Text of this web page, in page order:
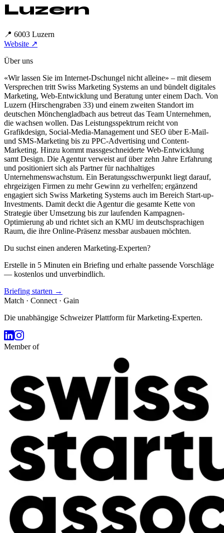
Luzern
📍 6003 Luzern
Website ↗
Über uns
«Wir lassen Sie im Internet-Dschungel nicht alleine» – mit diesem
Versprechen tritt Swiss Marketing Systems an und bündelt digitales
Marketing, Web-Entwicklung und Beratung unter einem Dach. Von
Luzern (Hirschengraben 33) und einem zweiten Standort im
deutschen Mönchengladbach aus betreut das Team Unternehmen,
die wachsen wollen. Das Leistungsspektrum reicht von
Grafikdesign, Social-Media-Management und SEO über E-Mail-
und SMS-Marketing bis zu PPC-Advertising und Content-
Marketing. Hinzu kommt massgeschneiderte Web-Entwicklung
samt Design. Die Agentur verweist auf über zehn Jahre Erfahrung
und positioniert sich als Partner für nachhaltiges
Unternehmenswachstum. Ein Beratungsschwerpunkt liegt darauf,
ehrgeizigen Firmen zu mehr Gewinn zu verhelfen; ergänzend
engagiert sich Swiss Marketing Systems auch im Bereich Start-up-
Investments. Damit deckt die Agentur die gesamte Kette von
Strategie über Umsetzung bis zur laufenden Kampagnen-
Optimierung ab und richtet sich an KMU im deutschsprachigen
Raum, die ihre Online-Präsenz messbar ausbauen möchten.
Du suchst einen anderen Marketing-Experten?
Erstelle in 5 Minuten ein Briefing und erhalte passende Vorschläge
— kostenlos und unverbindlich.
Briefing starten →
Match · Connect · Gain
Die unabhängige Schweizer Plattform für Marketing-Experten.
Member of